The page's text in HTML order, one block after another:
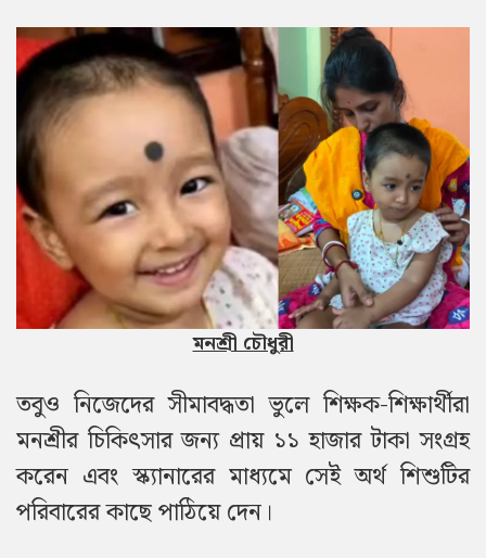
মনশ্রী চৌধুরী
তবুও নিজেদের সীমাবদ্ধতা ভুলে শিক্ষক-শিক্ষার্থীরা
মনশ্রীর চিকিৎসার জন্য প্রায় ১১ হাজার টাকা সংগ্রহ
করেন এবং স্ক্যানারের মাধ্যমে সেই অর্থ শিশুটির
পরিবারের কাছে পাঠিয়ে দেন।